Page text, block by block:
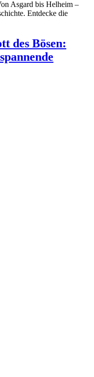
Asgard bis Helheim –
Entdecke die
des Bösen: